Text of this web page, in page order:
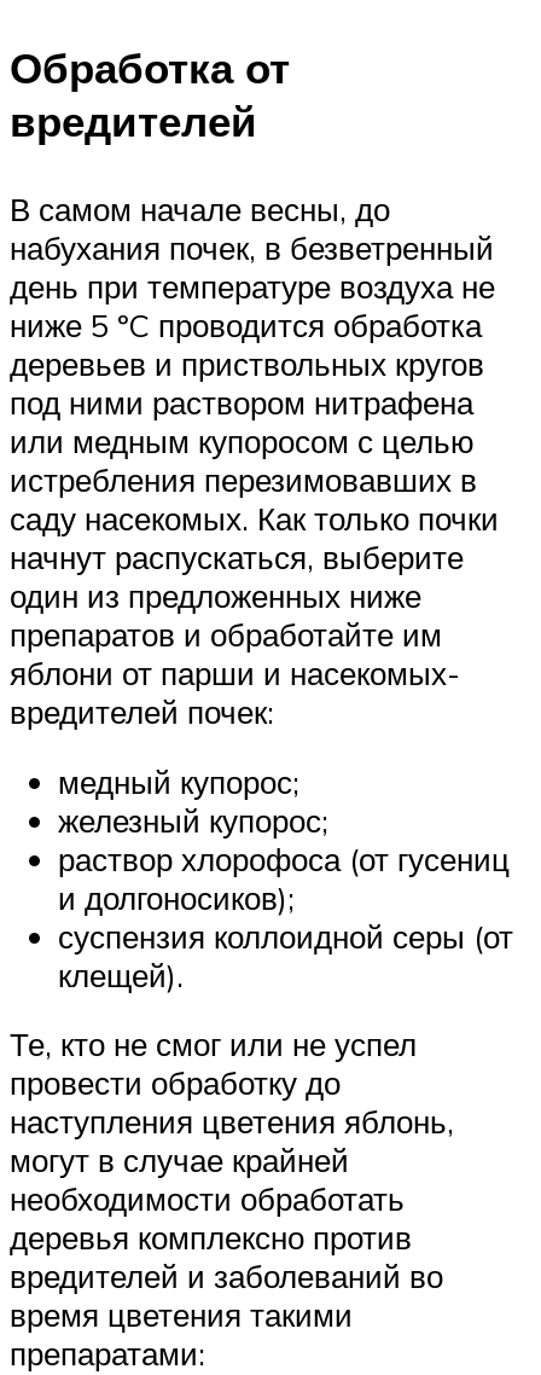
Обработка от
вредителей
В самом начале весны, до
набухания почек, в безветренный
день при температуре воздуха не
ниже 5 ºC проводится обработка
деревьев и приствольных кругов
под ними раствором нитрафена
или медным купоросом с целью
истребления перезимовавших в
саду насекомых. Как только почки
начнут распускаться, выберите
один из предложенных ниже
препаратов и обработайте им
яблони от парши и насекомых-
вредителей почек:
медный купорос;
железный купорос;
раствор хлорофоса (от гусениц
и долгоносиков);
суспензия коллоидной серы (от
клещей).
Те, кто не смог или не успел
провести обработку до
наступления цветения яблонь,
могут в случае крайней
необходимости обработать
деревья комплексно против
вредителей и заболеваний во
время цветения такими
препаратами: